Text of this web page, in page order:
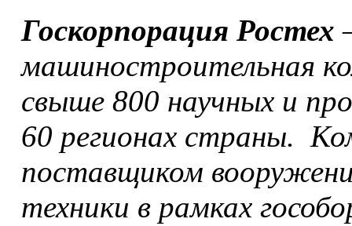
Госкорпорация Ростех
машиностроительная
свыше 800 научных и
60 регионах страны.
поставщиком
техники в рамках